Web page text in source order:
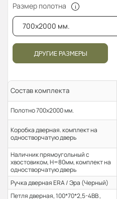
Размер полотна
700x2000 мм.
ДРУГИЕ РАЗМЕРЫ
Состав комплекта
Полотно 700x2000 мм.
Коробка дверная. комплект на
одностворчатую дверь
Наличник прямоугольный с
хвостовиком, H=80мм, комплект на
одностворчатую дверь
Ручка дверная ERA / Эра (Черный)
Петля дверная, 100*70*2,5-4ВВ ,